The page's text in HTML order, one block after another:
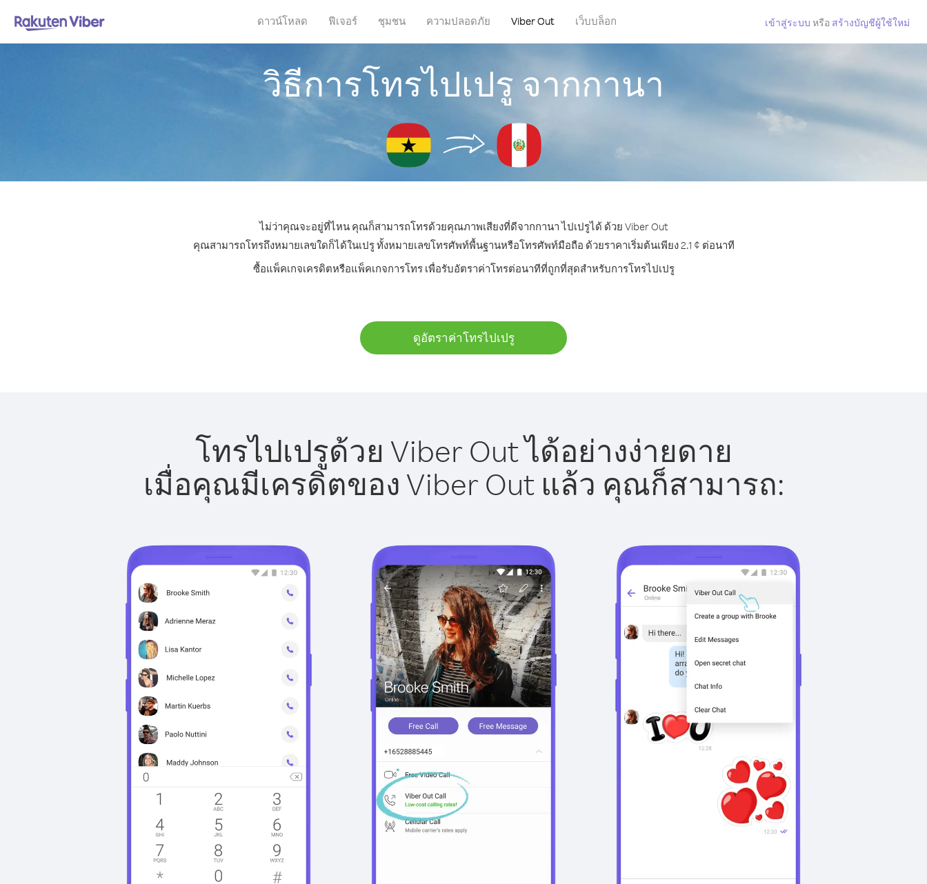
ดาวน์โหลด ฟีเจอร์ ชุมชน ความปลอดภัย Viber Out เว็บบล็อก เข้าสู่ระบบ หรือ สร้างบัญชีผู้ใช้ใหม่
วิธีการโทรไปเปรู จากกานา
ไม่ว่าคุณจะอยู่ที่ไหน คุณก็สามารถโทรด้วยคุณภาพเสียงที่ดีจากกานา ไปเปรูได้ ด้วย Viber Out
คุณสามารถโทรถึงหมายเลขใดก็ได้ในเปรู ทั้งหมายเลขโทรศัพท์พื้นฐานหรือโทรศัพท์มือถือ ด้วยราคาเริ่มต้นเพียง 2.1 ¢ ต่อนาที
ซื้อแพ็คเกจเครดิตหรือแพ็คเกจการโทร เพื่อรับอัตราค่าโทรต่อนาทีที่ถูกที่สุดสำหรับการโทรไปเปรู
ดูอัตราค่าโทรไปเปรู
โทรไปเปรูด้วย Viber Out ได้อย่างง่ายดาย
เมื่อคุณมีเครดิตของ Viber Out แล้ว คุณก็สามารถ: